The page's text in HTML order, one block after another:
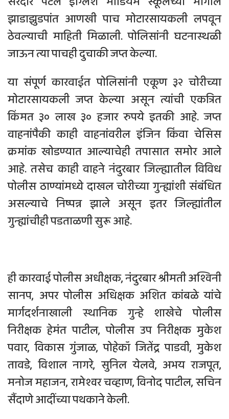
झाडाझुडपांत आणखी पाच मोटारसायकली लपवून
ठेवल्याची माहिती मिळाली. पोलिसांनी घटनास्थळी
जाऊन त्या पाचही दुचाकी जप्त केल्या.
या संपूर्ण कारवाईत पोलिसांनी एकूण ३२ चोरीच्या
मोटारसायकली जप्त केल्या असून त्यांची एकत्रित
किंमत ३० लाख ३० हजार रुपये इतकी आहे. जप्त
वाहनांपैकी काही वाहनांवरील इंजिन किंवा चेसिस
क्रमांक खोडण्यात आल्याचेही तपासात समोर आले
आहे. तसेच काही वाहने नंदुरबार जिल्ह्यातील विविध
पोलीस ठाण्यांमध्ये दाखल चोरीच्या गुन्ह्यांशी संबंधित
असल्याचे निष्पन्न झाले असून इतर जिल्ह्यांतील
गुन्ह्यांचीही पडताळणी सुरू आहे.
ही कारवाई पोलीस अधीक्षक, नंदुरबार श्रीमती अश्विनी
सानप, अपर पोलीस अधिक्षक अशित कांबळे यांचे
मार्गदर्शनाखाली स्थानिक गुन्हे शाखेचे पोलीस
निरीक्षक हेमंत पाटील, पोलीस उप निरीक्षक मुकेश
पवार, विकास गुंजाळ, पोहेकॉ जितेंद्र पाडवी, मुकेश
तावडे, विशाल नागरे, सुनिल येलवे, अभय राजपूत,
मनोज महाजन, रामेश्वर चव्हाण, विनोद पाटील, सचिन
सैंदाणे आदींच्या पथकाने केली.